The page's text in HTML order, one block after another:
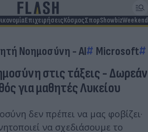
ΕπιχειρήσειςΚόσμοςΣπορShowbizWeekend
Νοημοσύνη - AI Microsoft
στις τάξεις - Δωρεάν
για μαθητές Λυκείου
δεν πρέπει να μας φοβίζει·
να σχεδιάσουμε το